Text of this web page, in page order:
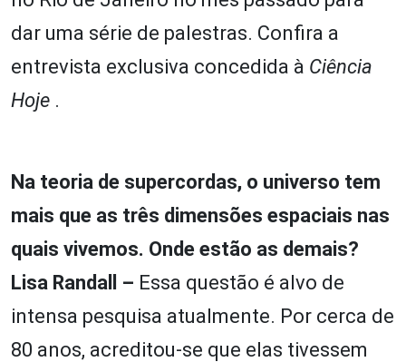
dar uma série de palestras. Confira a
entrevista exclusiva concedida à Ciência
Hoje .
Na teoria de supercordas, o universo tem
mais que as três dimensões espaciais nas
quais vivemos. Onde estão as demais?
Lisa Randall – Essa questão é alvo de
intensa pesquisa atualmente. Por cerca de
80 anos, acreditou-se que elas tivessem